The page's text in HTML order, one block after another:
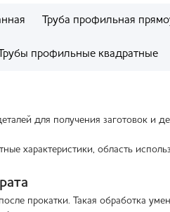
Труба профильная
профильные квадратные
для получения заготовок и
характеристики, область
прокатки. Такая обработка